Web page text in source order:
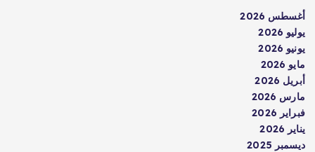
أغسطس 2026
يوليو 2026
يونيو 2026
مايو 2026
أبريل 2026
مارس 2026
فبراير 2026
يناير 2026
ديسمبر 2025